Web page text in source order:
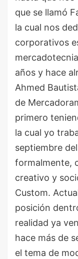
que se llamó
la cual nos
corporativos
años y hace
Ahmed
de
primero
la cual yo
septiembre
formalmente,
creativo y
Custom.
posición
realidad ya
hace más de
el tema de